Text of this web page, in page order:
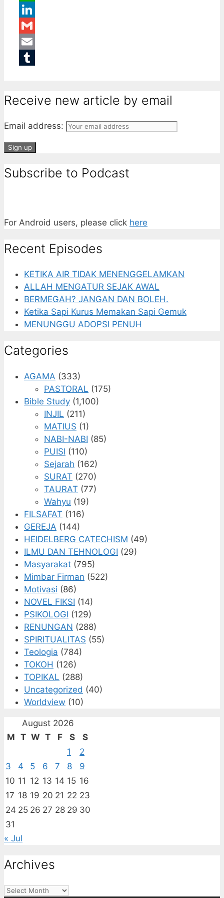
WhatsApp
LinkedIn
Gmail
Email
Receive new article by email
Email address:
Subscribe to Podcast
For Android users, please click here
Recent Episodes
KETIKA AIR TIDAK MENENGGELAMKAN
ALLAH MENGATUR SEJAK AWAL
BERMEGAH? JANGAN DAN BOLEH.
Ketika Sapi Kurus Memakan Sapi Gemuk
MENUNGGU ADOPSI PENUH
Categories
AGAMA (333)
PASTORAL (175)
Bible Study (1,100)
INJIL (211)
MATIUS (1)
NABI-NABI (85)
PUISI (110)
Sejarah (162)
SURAT (270)
TAURAT (77)
Wahyu (19)
FILSAFAT (116)
GEREJA (144)
HEIDELBERG CATECHISM (49)
ILMU DAN TEHNOLOGI (29)
Masyarakat (795)
Mimbar Firman (522)
Motivasi (86)
NOVEL FIKSI (14)
PSIKOLOGI (129)
RENUNGAN (288)
SPIRITUALITAS (55)
Teologia (784)
TOKOH (126)
TOPIKAL (288)
Uncategorized (40)
Worldview (10)
August 2026
M T W T F S
S
1
2
3
4 5 6 7 8
9
10 11 12 13 14 15 16
17 18 19 20 21 22 23
24 25 26 27 28 29 30
31
« Jul
Archives
Archives